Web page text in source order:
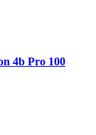
4b Pro 100